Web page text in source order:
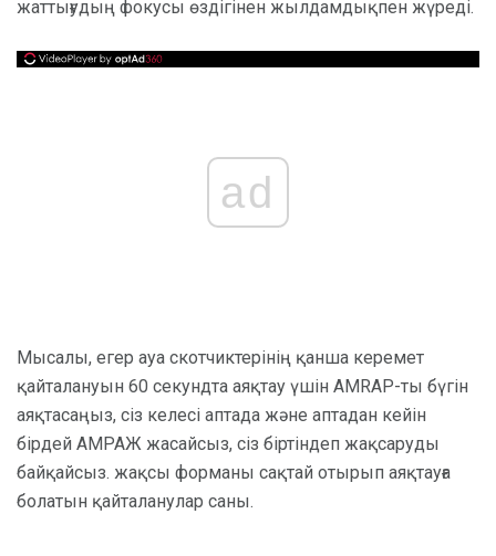
жаттығудың фокусы өздігінен жылдамдықпен жүреді.
ad
Мысалы, егер ауа скотчиктерінің қанша керемет
қайталануын 60 секундта аяқтау үшін AMRAP-ты бүгін
аяқтасаңыз, сіз келесі аптада және аптадан кейін
бірдей АМРАЖ жасайсыз, сіз біртіндеп жақсаруды
байқайсыз. жақсы форманы сақтай отырып аяқтауға
болатын қайталанулар саны.